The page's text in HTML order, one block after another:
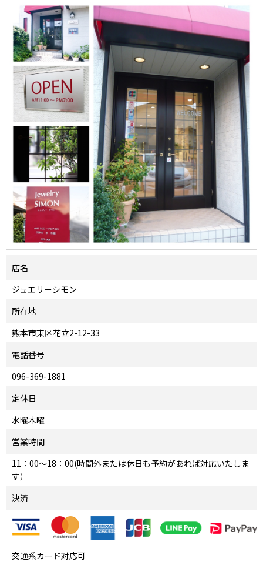
店名
ジュエリーシモン
所在地
熊本市東区花立2-12-33
電話番号
096-369-1881
定休日
水曜木曜
営業時間
11：00～18：00(時間外または休日も予約があれば対応いたしま
す）
決済
交通系カード対応可